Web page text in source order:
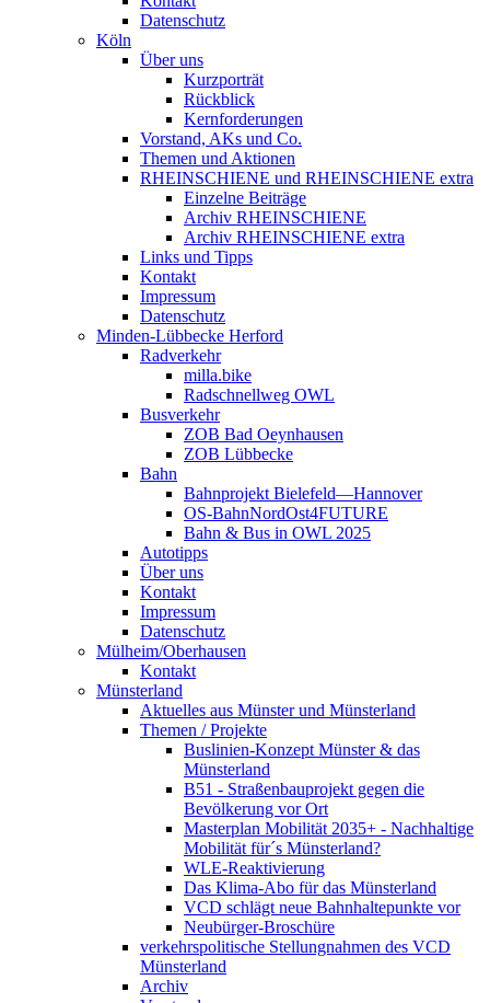
Datenschutz
Köln
Über uns
Kurzporträt
Rückblick
Kernforderungen
Vorstand, AKs und Co.
Themen und Aktionen
RHEINSCHIENE und RHEINSCHIENE extra
Einzelne Beiträge
Archiv RHEINSCHIENE
Archiv RHEINSCHIENE extra
Links und Tipps
Kontakt
Impressum
Datenschutz
Minden-Lübbecke Herford
Radverkehr
milla.bike
Radschnellweg OWL
Busverkehr
ZOB Bad Oeynhausen
ZOB Lübbecke
Bahn
Bahnprojekt Bielefeld—Hannover
OS-BahnNordOst4FUTURE
Bahn & Bus in OWL 2025
Autotipps
Über uns
Kontakt
Impressum
Datenschutz
Mülheim/Oberhausen
Kontakt
Münsterland
Aktuelles aus Münster und Münsterland
Themen / Projekte
Buslinien-Konzept Münster & das
Münsterland
B51 - Straßenbauprojekt gegen die
Bevölkerung vor Ort
Masterplan Mobilität 2035+ - Nachhaltige
Mobilität für´s Münsterland?
WLE-Reaktivierung
Das Klima-Abo für das Münsterland
VCD schlägt neue Bahnhaltepunkte vor
Neubürger-Broschüre
verkehrspolitische Stellungnahmen des VCD
Münsterland
Archiv